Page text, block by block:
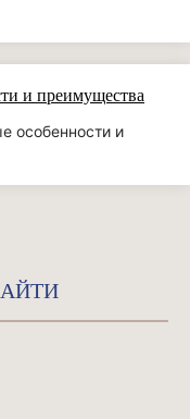
и преимущества
особенности и